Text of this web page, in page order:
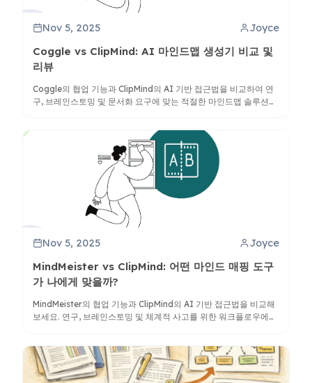
Nov 5, 2025 Joyce
Coggle vs ClipMind: AI 마인드맵 생성기 비교 및
리뷰
Coggle의 협업 기능과 ClipMind의 AI 기반 접근법을 비교하여 연
구, 브레인스토밍 및 문서화 요구에 맞는 적절한 마인드맵 솔루션을
Nov 5, 2025 Joyce
MindMeister vs ClipMind: 어떤 마인드 매핑 도구
가 나에게 맞을까?
MindMeister의 협업 기능과 ClipMind의 AI 기반 접근법을 비교해
보세요. 연구, 브레인스토밍 및 체계적 사고를 위한 워크플로우에